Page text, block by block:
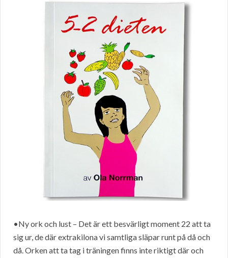
•Ny ork och lust – Det är ett besvärligt moment 22 att ta
sig ur, de där extrakilona vi samtliga släpar runt på då och
då. Orken att ta tag i träningen finns inte riktigt där och